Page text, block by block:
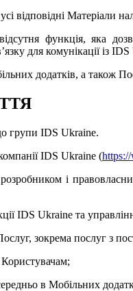
відповідні Матеріали
функція, яка
для комунікації із
додатків, а також
групи IDS Ukraine.
IDS Ukraine (
і
IDS Ukraine та
зокрема послуг з
в Мобільних